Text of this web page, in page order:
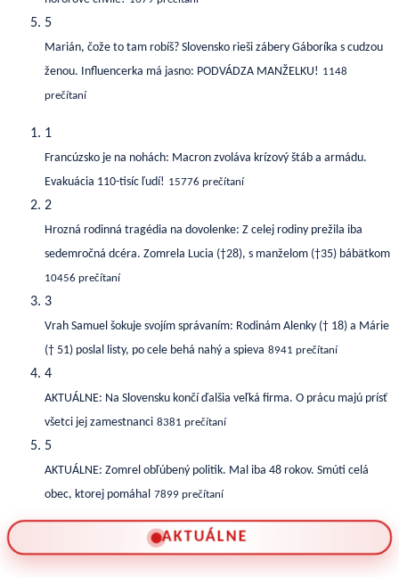
5
Marián, čože to tam robíš? Slovensko rieši zábery Gáboríka s cudzou
ženou. Influencerka má jasno: PODVÁDZA MANŽELKU! 1148
prečítaní
1
Francúzsko je na nohách: Macron zvoláva krízový štáb a armádu.
Evakuácia 110-tisíc ľudí! 15776 prečítaní
2
Hrozná rodinná tragédia na dovolenke: Z celej rodiny prežila iba
sedemročná dcéra. Zomrela Lucia (†28), s manželom (†35) bábätkom
10456 prečítaní
3
Vrah Samuel šokuje svojím správaním: Rodinám Alenky († 18) a Márie
(† 51) poslal listy, po cele behá nahý a spieva 8941 prečítaní
4
AKTUÁLNE: Na Slovensku končí ďalšia veľká firma. O prácu majú prísť
všetci jej zamestnanci 8381 prečítaní
5
AKTUÁLNE: Zomrel obľúbený politik. Mal iba 48 rokov. Smúti celá
obec, ktorej pomáhal 7899 prečítaní
AKTUÁLNE